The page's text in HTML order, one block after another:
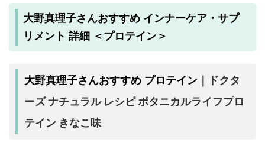
大野真理子さんおすすめ インナーケア・サプ
リメント 詳細 ＜プロテイン＞
大野真理子さんおすすめ プロテイン｜
ドクタ
ーズ ナチュラル レシピ ボタニカルライフプロ
テイン きなこ味